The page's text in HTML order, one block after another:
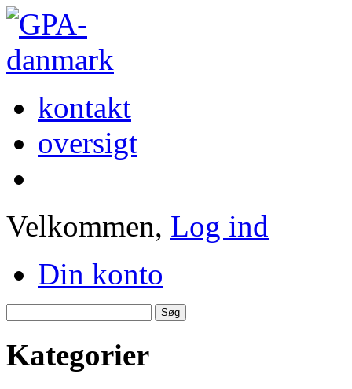
kontakt
oversigt
Velkommen, Log ind
Din konto
Kategorier